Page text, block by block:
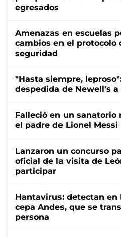
egresados
Amenazas en escuelas
cambios en el protocolo
seguridad
"Hasta siempre,
despedida de Newell's a
Falleció en un sanatorio
el padre de Lionel Messi
Lanzaron un concurso
oficial de la visita de
participar
Hantavirus: detectan en
cepa Andes, que se
persona